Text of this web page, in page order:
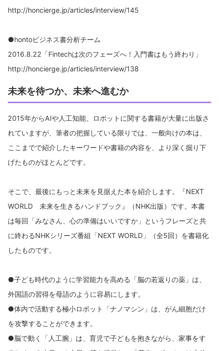
http://honcierge.jp/articles/interview/145
●hontoビジネス書分析チーム
2016.8.22「Fintechは次のフェーズへ！入門書はもう終わり」
http://honcierge.jp/articles/interview/138
未来を待つか、未来へ進むか
2015年からAIや人工知能、ロボットに関する書籍が大量に出版さ
れていますが、筆者の把握している限りでは、一般向けの本は、
ここまでで紹介したキーワードや書籍の内容を、より深く掘り下
げたものがほとんどです。
そこで、最後にもっと未来を見据えた本を紹介します。『NEXT
WORLD 未来を生きるハンドブック』（NHK出版）です。本書
は毎回「みなさん、心の準備はいいですか」というフレーズと共
に終わるNHKシリーズ番組「NEXT WORLD」（全5回）を書籍化
したものです。
●子ども時代のように学習能力を高める「脳の若返りの薬」は、
外国語の習得を母語のように容易にします。
●体内で活動する極小ロボット「ナノマシン」は、がん細胞だけ
を攻撃することができます。
●脳で動く「人工腕」は、育児で子どもを抱きながら、家事をす